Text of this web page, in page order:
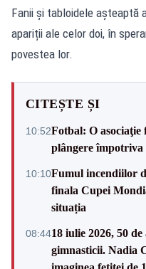
Fanii și tabloidele așteaptă
apariții ale celor doi, în
povestea lor.
CITEȘTE ȘI
10:52Fotbal: O asociaţie
plângere
10:10Fumul incendiilor
finala Cupei
situația
08:4418 iulie 2026, 50
gimnasticii. Nadia